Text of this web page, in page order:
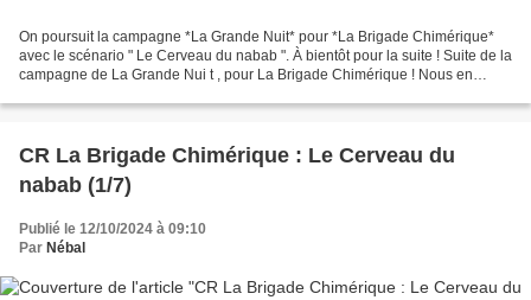
On poursuit la campagne *La Grande Nuit* pour *La Brigade Chimérique*
avec le scénario " Le Cerveau du nabab ". À bientôt pour la suite ! Suite de la
campagne de La Grande Nui t , pour La Brigade Chimérique ! Nous en
CR La Brigade Chimérique : Le Cerveau du
nabab (1/7)
Publié le 12/10/2024 à 09:10
Par Nébal